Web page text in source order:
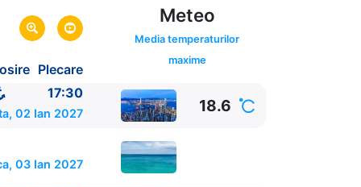
Plecare
Meteo
Media temperaturilor
maxime
17:30
02 Ian 2027 18.6
03 Ian 2027